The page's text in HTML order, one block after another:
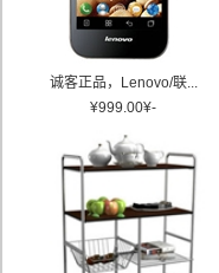
诚客正品，Lenovo/联...
¥999.00¥-